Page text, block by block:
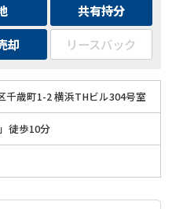
共有持分
却 リースバック
千歳町1-2 横浜THビル304号室
徒歩10分